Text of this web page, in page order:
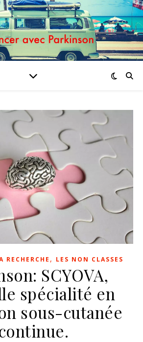
RECHERCHE , LES NON CLASSES
SCYOVA,
spécialité en
sous-cutanée